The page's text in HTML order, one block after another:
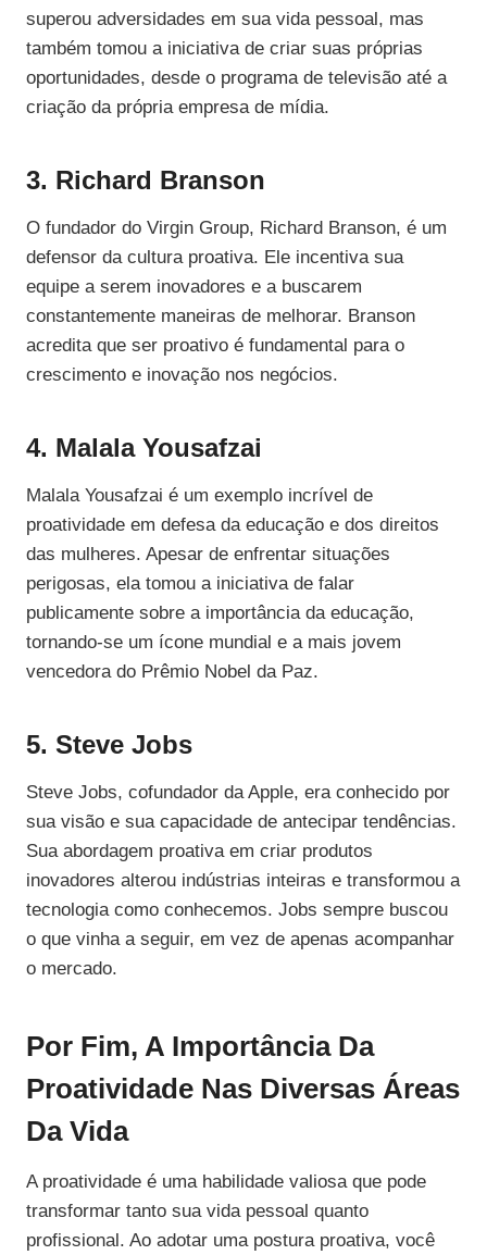
superou adversidades em sua vida pessoal, mas
também tomou a iniciativa de criar suas próprias
oportunidades, desde o programa de televisão até a
criação da própria empresa de mídia.
3. Richard Branson
O fundador do Virgin Group, Richard Branson, é um
defensor da cultura proativa. Ele incentiva sua
equipe a serem inovadores e a buscarem
constantemente maneiras de melhorar. Branson
acredita que ser proativo é fundamental para o
crescimento e inovação nos negócios.
4. Malala Yousafzai
Malala Yousafzai é um exemplo incrível de
proatividade em defesa da educação e dos direitos
das mulheres. Apesar de enfrentar situações
perigosas, ela tomou a iniciativa de falar
publicamente sobre a importância da educação,
tornando-se um ícone mundial e a mais jovem
vencedora do Prêmio Nobel da Paz.
5. Steve Jobs
Steve Jobs, cofundador da Apple, era conhecido por
sua visão e sua capacidade de antecipar tendências.
Sua abordagem proativa em criar produtos
inovadores alterou indústrias inteiras e transformou a
tecnologia como conhecemos. Jobs sempre buscou
o que vinha a seguir, em vez de apenas acompanhar
o mercado.
Por Fim, A Importância Da
Proatividade Nas Diversas Áreas
Da Vida
A proatividade é uma habilidade valiosa que pode
transformar tanto sua vida pessoal quanto
profissional. Ao adotar uma postura proativa, você